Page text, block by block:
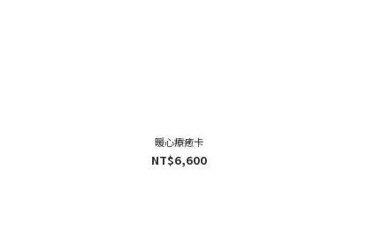
暖心療癒卡
NT$6,600